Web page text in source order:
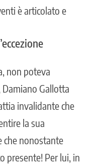
è articolato e
non poteva
Damiano Gallotta
invalidante che
la sua
che nonostante
presente! Per lui, in